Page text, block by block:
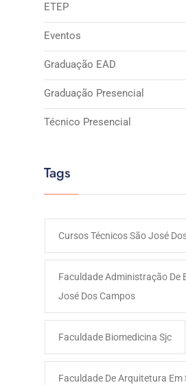
ETEP
Eventos
Graduação EAD
Graduação Presencial
Técnico Presencial
Tags
Cursos Técnicos São José
Faculdade Administração De
José Dos Campos​
Faculdade Biomedicina Sjc
Faculdade De Arquitetura Em